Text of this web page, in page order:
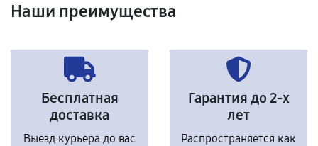
Наши преимущества
Бесплатная
доставка
Выезд курьера до вас
Гарантия до 2-х
лет
Распространяется как